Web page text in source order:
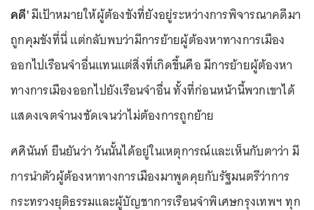
คดี'มีเป้าหมายให้ผู้ต้องขังที่ยังอยู่ระหว่างการพิจารณาคดีมา
ถูกคุมขังที่นี่ แต่กลับพบว่ามีการย้ายผู้ต้องหาทางการเมือง
ออกไปเรือนจำอื่นแทนแต่สิ่งที่เกิดขึ้นคือ มีการย้ายผู้ต้องหา
ทางการเมืองออกไปยังเรือนจำอื่น ทั้งที่ก่อนหน้านี้พวกเขาได้
แสดงเจตจำนงชัดเจนว่าไม่ต้องการถูกย้าย
ศศินันท์ ยืนยันว่า วันนั้นได้อยู่ในเหตุการณ์และเห็นกับตาว่า มี
การนำตัวผู้ต้องหาทางการเมืองมาพูดคุยกับรัฐมนตรีว่าการ
กระทรวงยุติธรรมและผู้บัญชาการเรือนจำพิเศษกรุงเทพฯ ทุก